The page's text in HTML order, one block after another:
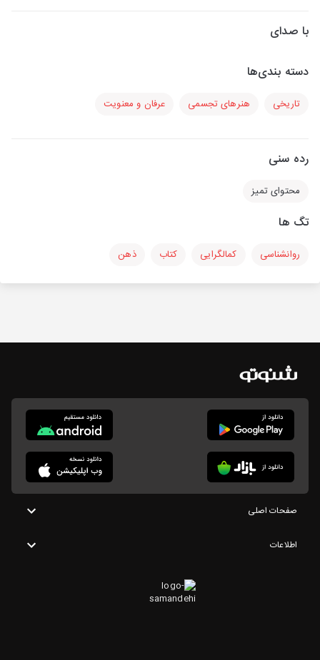
با صدای
دسته بندی‌ها
تاریخی هنرهای تجسمی عرفان و معنویت
رده سنی
محتوای تمیز
تگ ها
روانشناسی کمالگرایی کتاب ذهن
صفحات اصلی
اطلاعات